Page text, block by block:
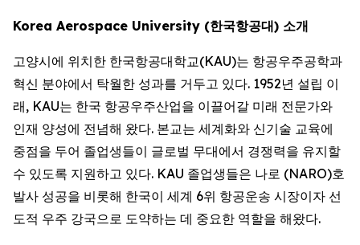
Korea Aerospace University (한국항공대) 소개
고양시에 위치한 한국항공대학교(KAU)는 항공우주공학과
혁신 분야에서 탁월한 성과를 거두고 있다. 1952년 설립 이
래, KAU는 한국 항공우주산업을 이끌어갈 미래 전문가와
인재 양성에 전념해 왔다. 본교는 세계화와 신기술 교육에
중점을 두어 졸업생들이 글로벌 무대에서 경쟁력을 유지할
수 있도록 지원하고 있다. KAU 졸업생들은 나로 (NARO)호
발사 성공을 비롯해 한국이 세계 6위 항공운송 시장이자 선
도적 우주 강국으로 도약하는 데 중요한 역할을 해왔다.